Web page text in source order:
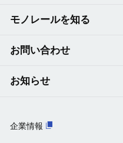
14
モノレールを知る
お問い合わせ
お知らせ
企業情報